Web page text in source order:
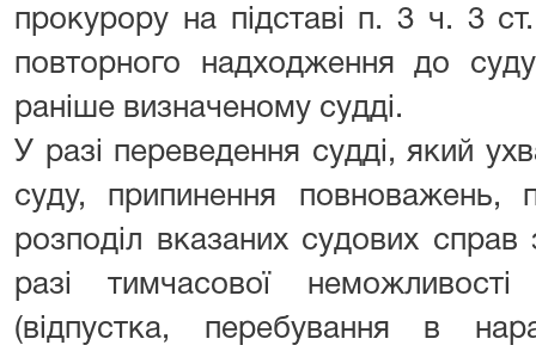
прокурору на підставі п. 3 ч. 3
повторного надходження до
раніше визначеному судді.
У разі переведення судді, який
суду, припинення повноважень,
розподіл вказаних судових
разі тимчасової
(відпустка, перебування в